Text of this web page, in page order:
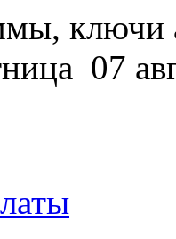
ключи
07